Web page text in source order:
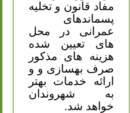
مفاد قانون و تخلیه
پسماندهای
عمرانی در محل
های تعیین شده
هزینه های مذکور
صرف بهسازی و و
ارائه خدمات بهتر
به شهروندان
خواهد شد.